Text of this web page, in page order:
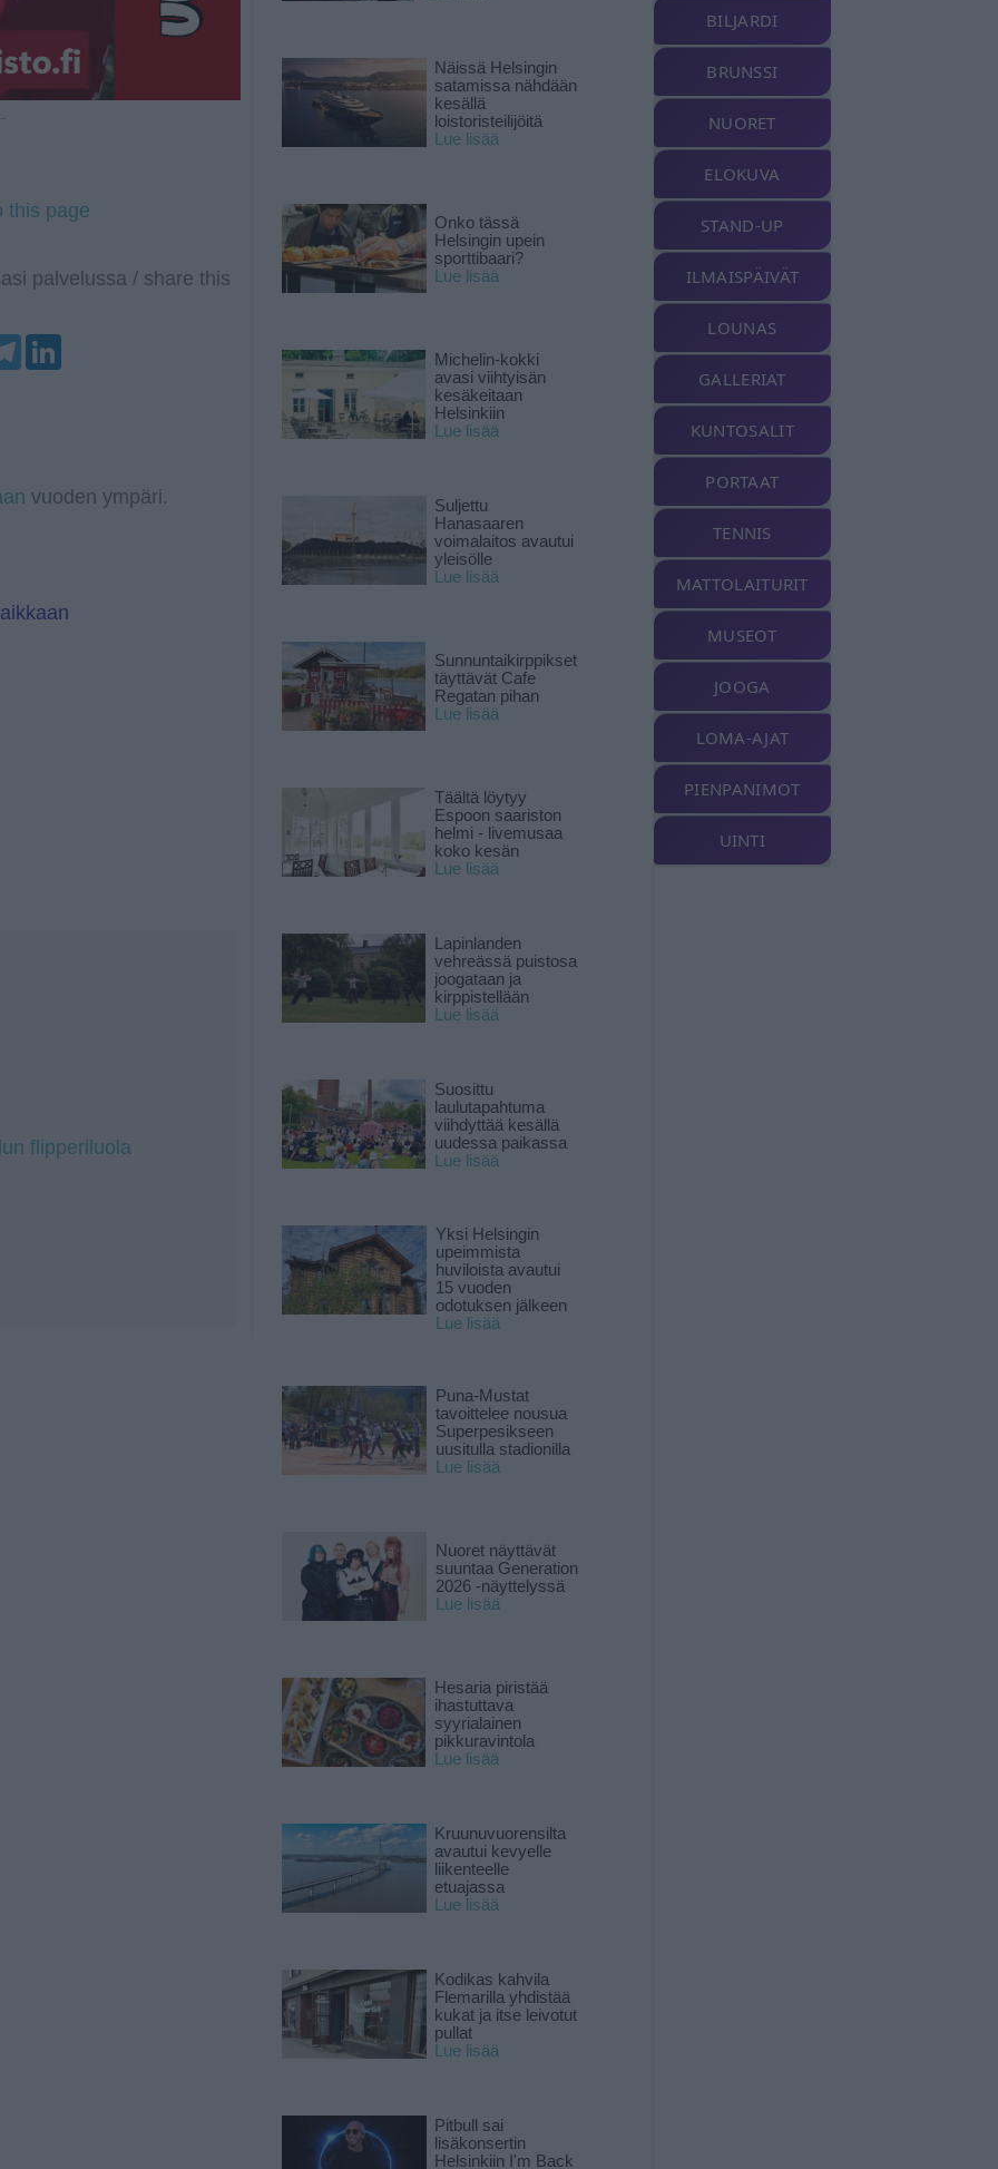
this page
palvelussa / share this
T
vuoden ympäri.
flipperiluola
Näissä Helsingin
satamissa nähdään
kesällä
loistoristeilijöitä
Lue lisää
Onko tässä
Helsingin upein
sporttibaari?
Lue lisää
Michelin-kokki
avasi viihtyisän
kesäkeitaan
Helsinkiin
Lue lisää
Suljettu
Hanasaaren
voimalaitos avautui
yleisölle
Lue lisää
Sunnuntaikirppikset
täyttävät Cafe
Regatan pihan
Lue lisää
Täältä löytyy
Espoon saariston
helmi - livemusaa
koko kesän
Lue lisää
Lapinlanden
vehreässä puistosa
joogataan ja
kirppistellään
Lue lisää
Suosittu
laulutapahtuma
viihdyttää kesällä
uudessa paikassa
Lue lisää
Yksi Helsingin
upeimmista
huviloista avautui
15 vuoden
odotuksen jälkeen
Lue lisää
Puna-Mustat
tavoittelee nousua
Superpesikseen
uusitulla stadionilla
Lue lisää
Nuoret näyttävät
suuntaa Generation
2026 -näyttelyssä
Lue lisää
Hesaria piristää
ihastuttava
syyrialainen
pikkuravintola
Lue lisää
Kruunuvuorensilta
avautui kevyelle
liikenteelle
etuajassa
Lue lisää
Kodikas kahvila
Flemarilla yhdistää
kukat ja itse leivotut
pullat
Lue lisää
Pitbull sai
lisäkonsertin
Helsinkiin I'm Back
BILJARDI
BRUNSSI
NUORET
ELOKUVA
STAND-UP
ILMAISPÄIVÄT
LOUNAS
GALLERIAT
KUNTOSALIT
PORTAAT
TENNIS
MATTOLAITURIT
MUSEOT
JOOGA
LOMA-AJAT
PIENPANIMOT
UINTI